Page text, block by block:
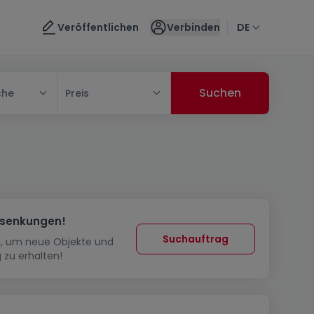
Veröffentlichen Verbinden DE
Preis
um neue Objekte und
zu erhalten!
Suchauftrag